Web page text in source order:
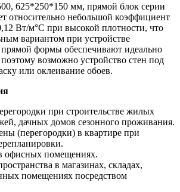
625*250*150 мм, прямой блок серии
относительно небольшой коэффициент
Вт/м°С при высокой плотности, что
вариантом при устройстве
формы обеспечивают идеально
возможно устройство стен под
или оклеивание обоев.
при строительстве жилых
дачных домов сезонного проживания.
(перегородки) в квартире при
офисных помещениях.
в магазинах, складах,
помещениях посредством